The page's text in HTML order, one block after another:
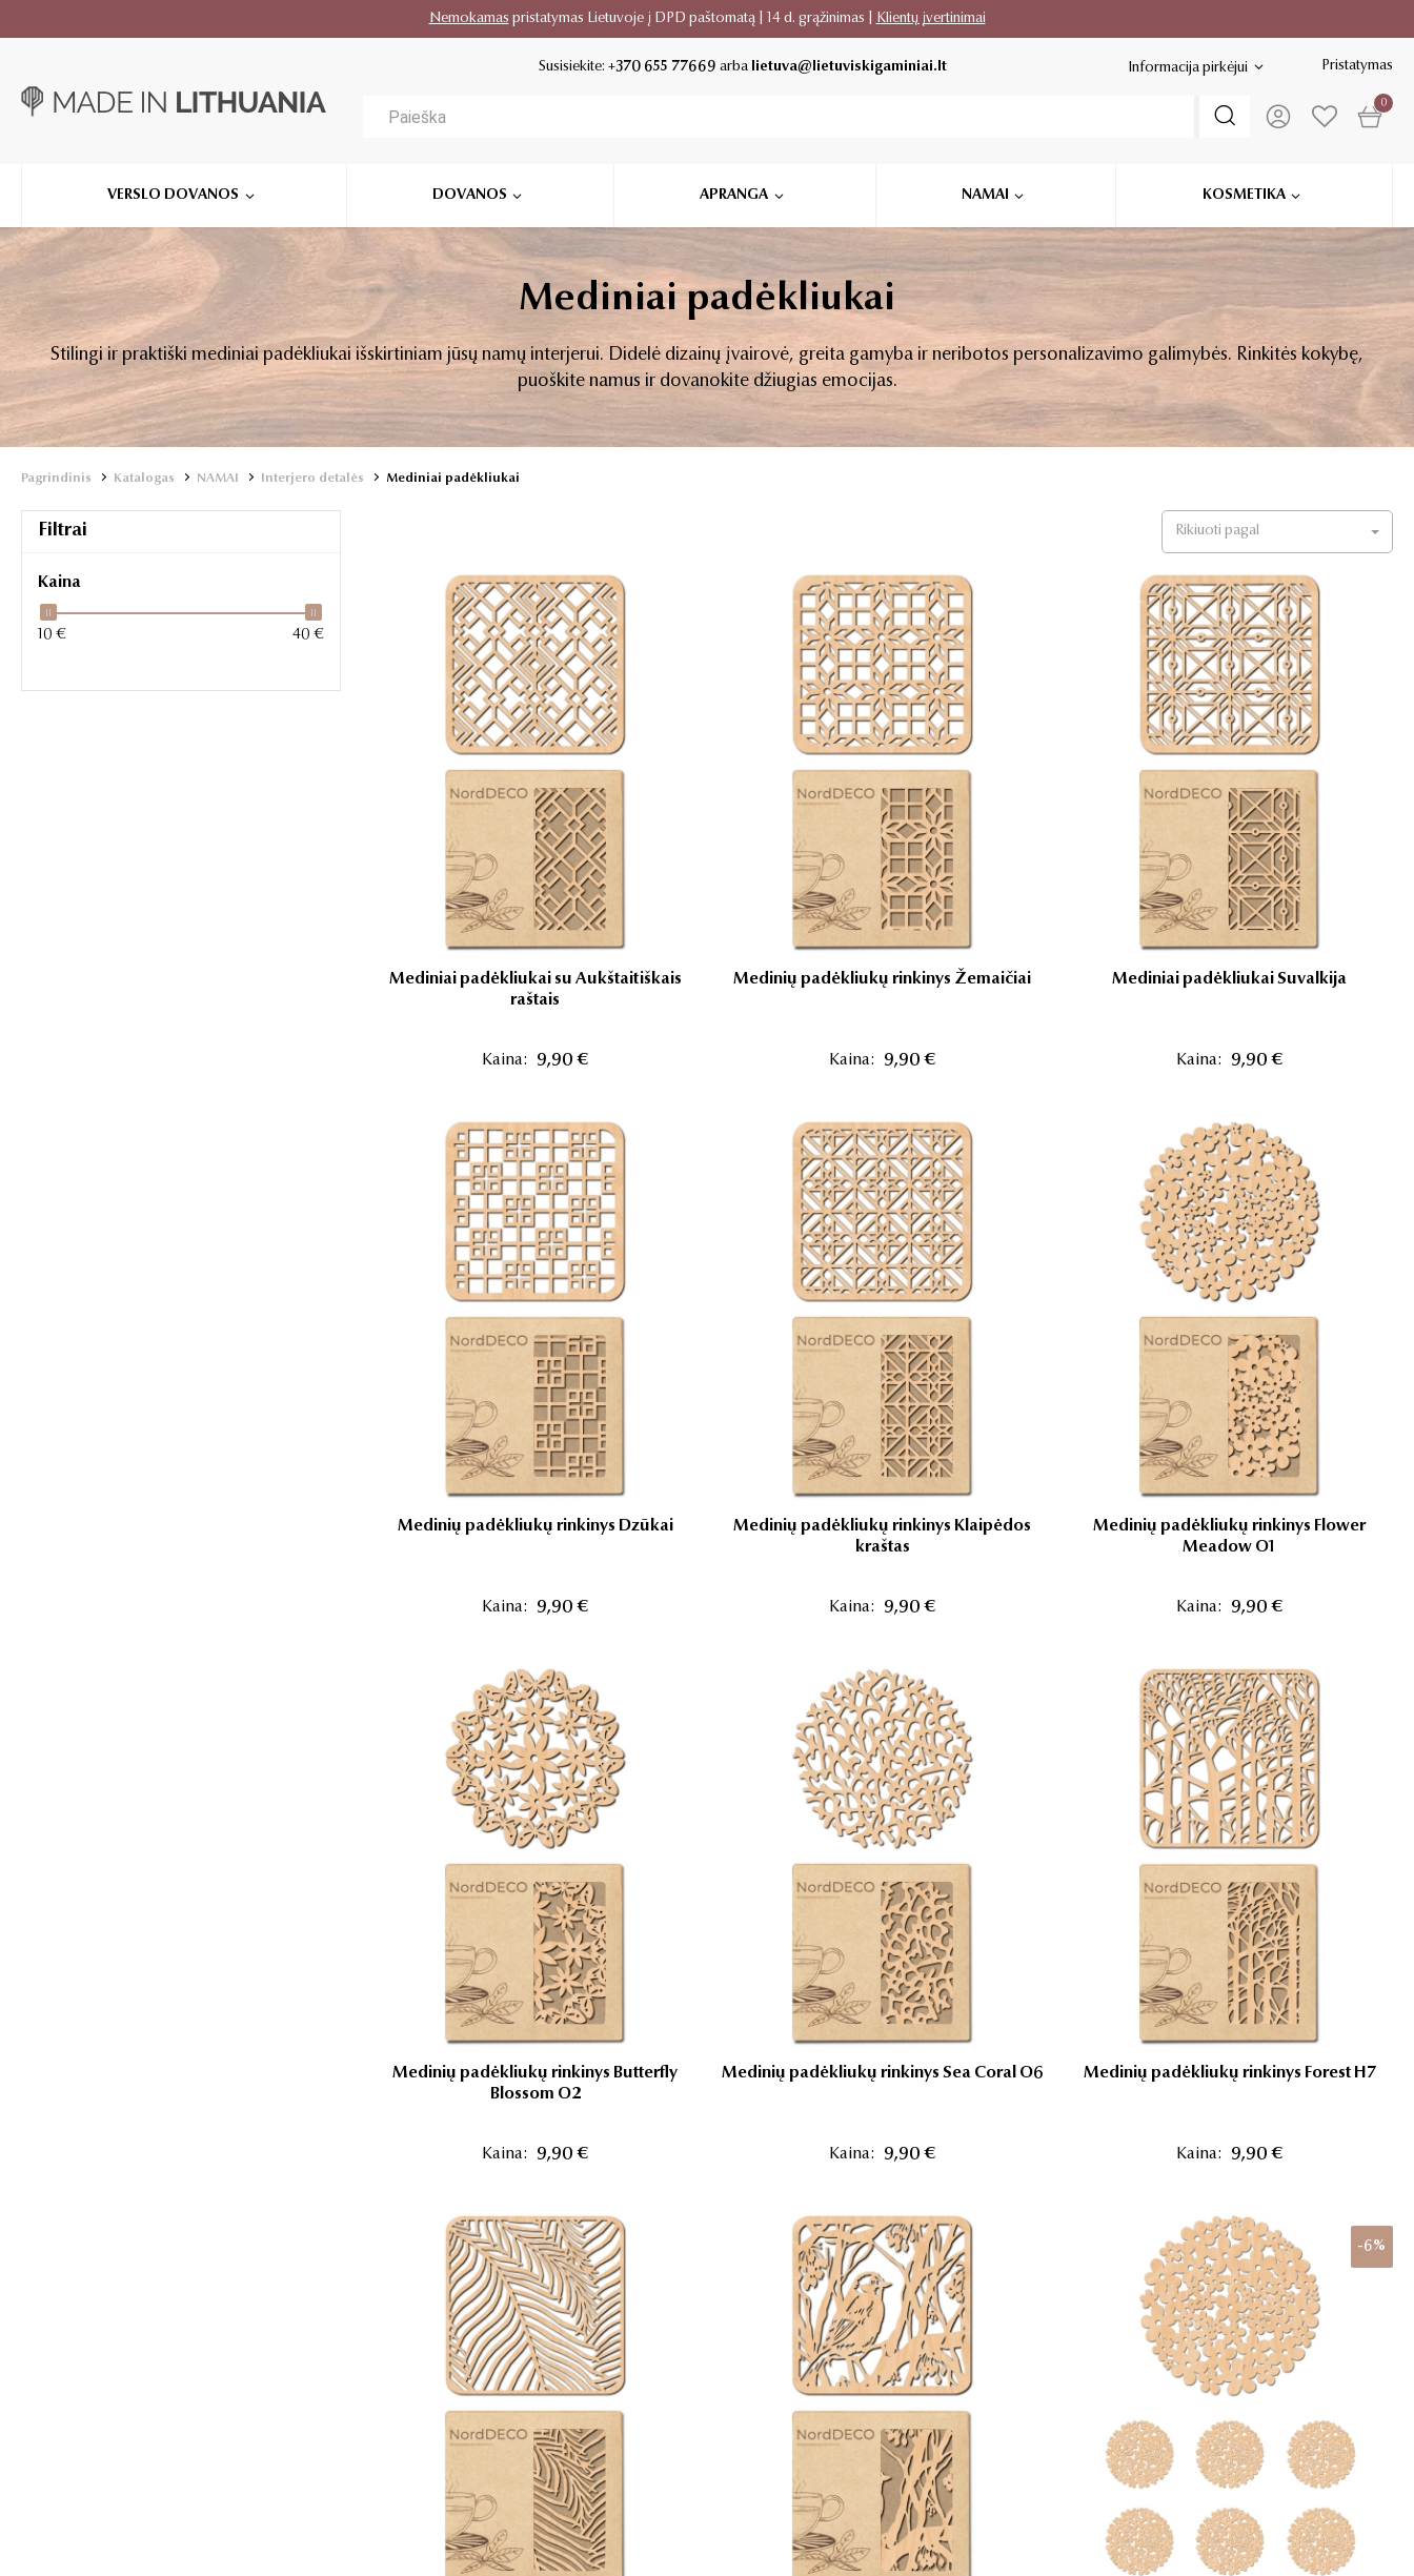
Nemokamas pristatymas Lietuvoje į DPD paštomatą | 14 d. grąžinimas | Klientų įvertinimai
Susisiekite:+370 655 77669 arba lietuva@lietuviskigaminiai.lt Informacija pirkėjui Pristatymas
0
VERSLO DOVANOS DOVANOS APRANGA NAMAI KOSMETIKA
Mediniai padėkliukai
Stilingi ir praktiški mediniai padėkliukai išskirtiniam jūsų namų interjerui. Didelė dizainų įvairovė, greita gamyba ir neribotos personalizavimo galimybės. Rinkitės kokybę,
puoškite namus ir dovanokite džiugias emocijas.
Pagrindinis Katalogas NAMAI Interjero detalės Mediniai padėkliukai
Filtrai
Kaina
10 € 40 €
Rikiuoti pagal
Mediniai padėkliukai su Aukštaitiškais
raštais
Kaina: 9,90 €
Medinių padėkliukų rinkinys Žemaičiai
Kaina: 9,90 €
Mediniai padėkliukai Suvalkija
Kaina: 9,90 €
Medinių padėkliukų rinkinys Dzūkai
Kaina: 9,90 €
Medinių padėkliukų rinkinys Klaipėdos
kraštas
Kaina: 9,90 €
Medinių padėkliukų rinkinys Flower
Meadow O1
Kaina: 9,90 €
Medinių padėkliukų rinkinys Butterfly
Blossom O2
Kaina: 9,90 €
Medinių padėkliukų rinkinys Sea Coral O6
Kaina: 9,90 €
Medinių padėkliukų rinkinys Forest H7
Kaina: 9,90 €
-6%